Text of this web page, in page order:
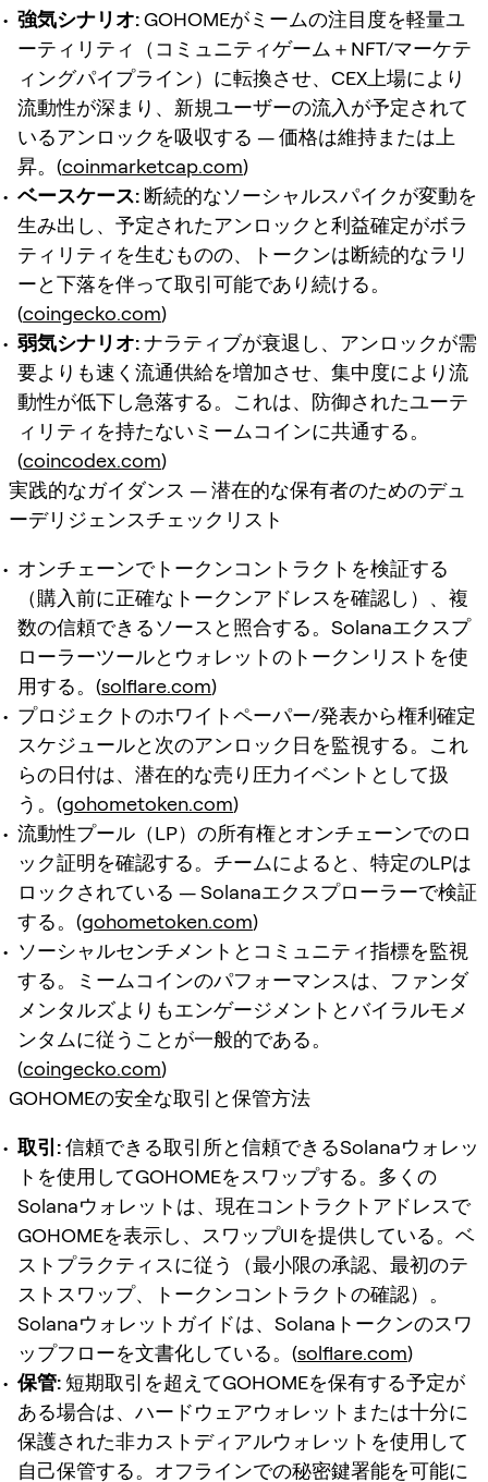
強気シナリオ:GOHOMEがミームの注目度を軽量ユ
ーティリティ（コミュニティゲーム＋NFT/マーケテ
ィングパイプライン）に転換させ、CEX上場により
流動性が深まり、新規ユーザーの流入が予定されて
いるアンロックを吸収する — 価格は維持または上
昇。(coinmarketcap.com)
ベースケース: 断続的なソーシャルスパイクが変動を
生み出し、予定されたアンロックと利益確定がボラ
ティリティを生むものの、トークンは断続的なラリ
ーと下落を伴って取引可能であり続ける。
(coingecko.com)
弱気シナリオ:ナラティブが衰退し、アンロックが需
要よりも速く流通供給を増加させ、集中度により流
動性が低下し急落する。これは、防御されたユーテ
ィリティを持たないミームコインに共通する。
(coincodex.com)
実践的なガイダンス — 潜在的な保有者のためのデュ
ーデリジェンスチェックリスト
オンチェーンでトークンコントラクトを検証する
（購入前に正確なトークンアドレスを確認し）、複
数の信頼できるソースと照合する。Solanaエクスプ
ローラーツールとウォレットのトークンリストを使
用する。(solflare.com)
プロジェクトのホワイトペーパー/発表から権利確定
スケジュールと次のアンロック日を監視する。これ
らの日付は、潜在的な売り圧力イベントとして扱
う。(gohometoken.com)
流動性プール（LP）の所有権とオンチェーンでのロ
ック証明を確認する。チームによると、特定のLPは
ロックされている — Solanaエクスプローラーで検証
する。(gohometoken.com)
ソーシャルセンチメントとコミュニティ指標を監視
する。ミームコインのパフォーマンスは、ファンダ
メンタルズよりもエンゲージメントとバイラルモメ
ンタムに従うことが一般的である。
(coingecko.com)
GOHOMEの安全な取引と保管方法
取引:信頼できる取引所と信頼できるSolanaウォレッ
トを使用してGOHOMEをスワップする。多くの
Solanaウォレットは、現在コントラクトアドレスで
GOHOMEを表示し、スワップUIを提供している。ベ
ストプラクティスに従う（最小限の承認、最初のテ
ストスワップ、トークンコントラクトの確認）。
Solanaウォレットガイドは、Solanaトークンのスワ
ップフローを文書化している。(solflare.com)
保管:短期取引を超えてGOHOMEを保有する予定が
ある場合は、ハードウェアウォレットまたは十分に
保護された非カストディアルウォレットを使用して
自己保管する。オフラインでの秘密鍵署能を可能に